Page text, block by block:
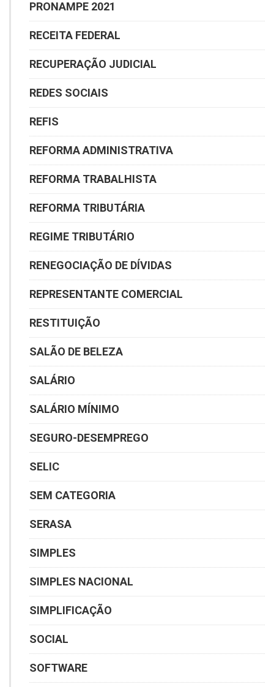
PRONAMPE 2021
RECEITA FEDERAL
RECUPERAÇÃO JUDICIAL
REDES SOCIAIS
REFIS
REFORMA ADMINISTRATIVA
REFORMA TRABALHISTA
REFORMA TRIBUTÁRIA
REGIME TRIBUTÁRIO
RENEGOCIAÇÃO DE DÍVIDAS
REPRESENTANTE COMERCIAL
RESTITUIÇÃO
SALÃO DE BELEZA
SALÁRIO
SALÁRIO MÍNIMO
SEGURO-DESEMPREGO
SELIC
SEM CATEGORIA
SERASA
SIMPLES
SIMPLES NACIONAL
SIMPLIFICAÇÃO
SOCIAL
SOFTWARE